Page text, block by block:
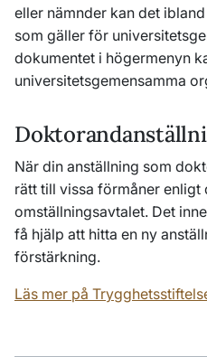
eller nämnder kan det
som gäller för
dokumentet i högermenyn
universitetsgemensamma
När din anställning som
rätt till vissa förmåner enligt
omställningsavtalet. Det
få hjälp att hitta en ny
förstärkning.
Läs mer på